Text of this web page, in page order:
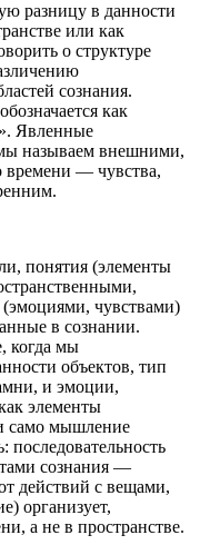
разницу в данности
или как
о структуре
сознания.
как
Явленные
называем внешними,
времени — чувства,
понятия (элементы
чувствами)
в сознании.
когда мы
объектов, тип
и эмоции,
элементы
само мышление
последовательность
сознания —
действий с вещами,
организует,
а не в пространстве.